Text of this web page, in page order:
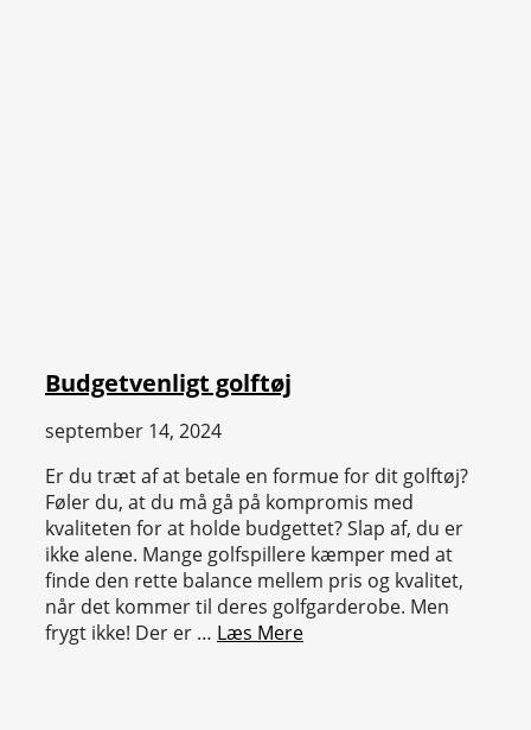
Budgetvenligt golftøj
september 14, 2024
Er du træt af at betale en formue for dit golftøj?
Føler du, at du må gå på kompromis med
kvaliteten for at holde budgettet? Slap af, du er
ikke alene. Mange golfspillere kæmper med at
finde den rette balance mellem pris og kvalitet,
når det kommer til deres golfgarderobe. Men
frygt ikke! Der er … Læs Mere